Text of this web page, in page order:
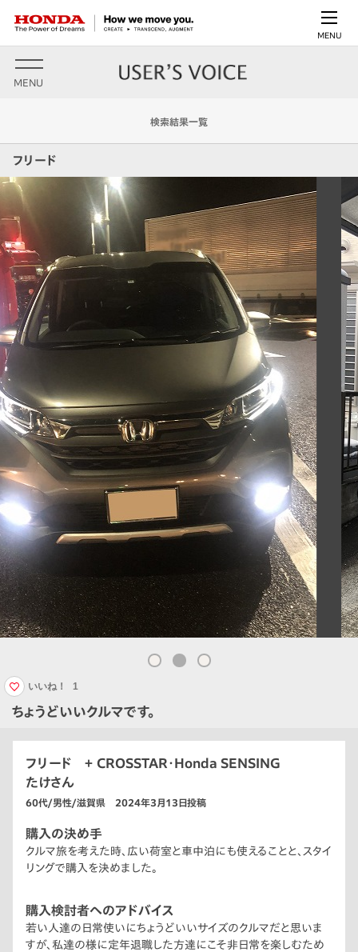
MENU
MENU
検索結果一覧
フリード
ちょうどいいクルマです。
いいね！ 1
フリード ＋ CROSSTAR・Honda SENSING
たけさん
60代/男性/滋賀県 2024年3月13日投稿
購入の決め手
クルマ旅を考えた時、広い荷室と車中泊にも使えることと、スタイ
リングで購入を決めました。
購入検討者へのアドバイス
若い人達の日常使いにちょうどいいサイズのクルマだと思いま
すが、私達の様に定年退職した方達にこそ非日常を楽しむため